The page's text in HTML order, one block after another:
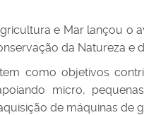
e Mar lançou o
da Natureza e
como objetivos
micro,
de máquinas de